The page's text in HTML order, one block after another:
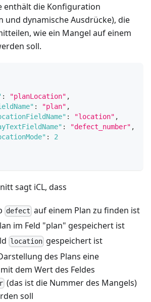
enthält die Konfiguration
und dynamische Ausdrücke), die
wie ein Mangel auf einem
soll.
: "planLocation" ,
: "plan" ,
: "location" ,
: "defect_number" ,
:
2
sagt iCL, dass
defect auf einem Plan zu finden ist
im Feld "plan" gespeichert ist
location gespeichert ist
des Plans eine
dem Wert des Feldes
(das ist die Nummer des Mangels)
soll